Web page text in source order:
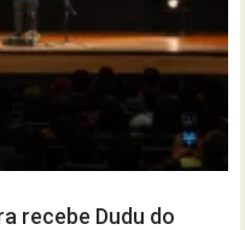
recebe Dudu do